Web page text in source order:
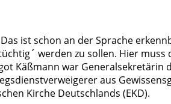
ist schon an der Sprache
werden zu sollen. Hier muss
Käßmann war Generalsekretärin
aus
Kirche Deutschlands (EKD).